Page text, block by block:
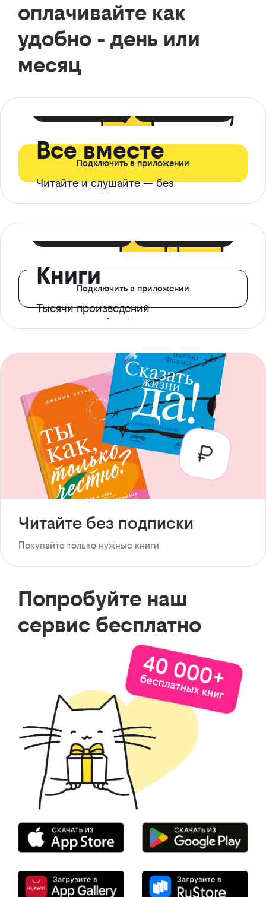
оплачивайте как
удобно - день или
месяц
Все вместе
Читайте и слушайте — без
ограничений*
Подключить в приложении
Книги
Тысячи произведений
с доступом офлайн
Подключить в приложении
Читайте без подписки
Покупайте только нужные книги
Попробуйте наш
сервис бесплатно